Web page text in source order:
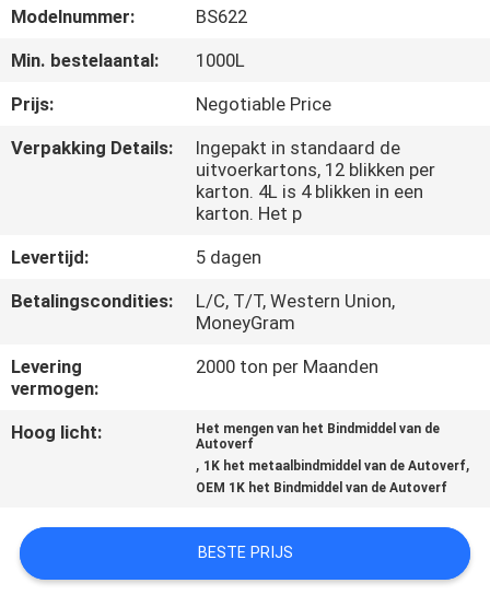
CONTACTEER
ONS
VERZOEK
EEN
CITAAT
PRIVACY
POLICY
Modelnummer:
BS622
Min. bestelaantal:
1000L
Prijs:
Negotiable Price
Verpakking Details:
Ingepakt in standaard de
uitvoerkartons, 12 blikken per
karton. 4L is 4 blikken in een
karton. Het p
Levertijd:
5 dagen
Betalingscondities:
L/C, T/T, Western Union,
MoneyGram
Levering
vermogen:
2000 ton per Maanden
Hoog licht:
Het mengen van het Bindmiddel van de
Autoverf
, 1K het metaalbindmiddel van de Autoverf,
OEM 1K het Bindmiddel van de Autoverf
BESTE PRIJS